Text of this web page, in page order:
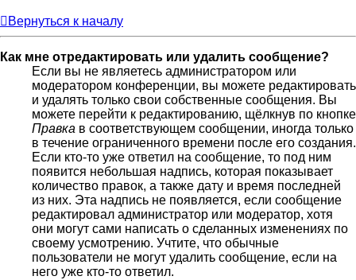
Вернуться к началу
Как мне отредактировать или удалить сообщение?
Если вы не являетесь администратором или
модератором конференции, вы можете редактировать
и удалять только свои собственные сообщения. Вы
можете перейти к редактированию, щёлкнув по кнопке
Правка в соответствующем сообщении, иногда только
в течение ограниченного времени после его создания.
Если кто-то уже ответил на сообщение, то под ним
появится небольшая надпись, которая показывает
количество правок, а также дату и время последней
из них. Эта надпись не появляется, если сообщение
редактировал администратор или модератор, хотя
они могут сами написать о сделанных изменениях по
своему усмотрению. Учтите, что обычные
пользователи не могут удалить сообщение, если на
него уже кто-то ответил.